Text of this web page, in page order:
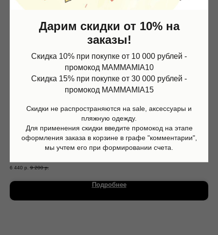
6 440 р. 9 200 р.
Подробнее
Дарим скидки от 10% на
заказы!
Скидка 10% при покупке от 10 000 рублей -
промокод MAMMAMIA10
Скидка 15% при покупке от 30 000 рублей -
промокод MAMMAMIA15
Скидки не распространяются на sale, аксессуары и
пляжную одежду.
Для применения скидки введите промокод на этапе
оформления заказа в корзине в графе "комментарии",
мы учтем его при формировании счета.
Каталог
Девочки
О нас